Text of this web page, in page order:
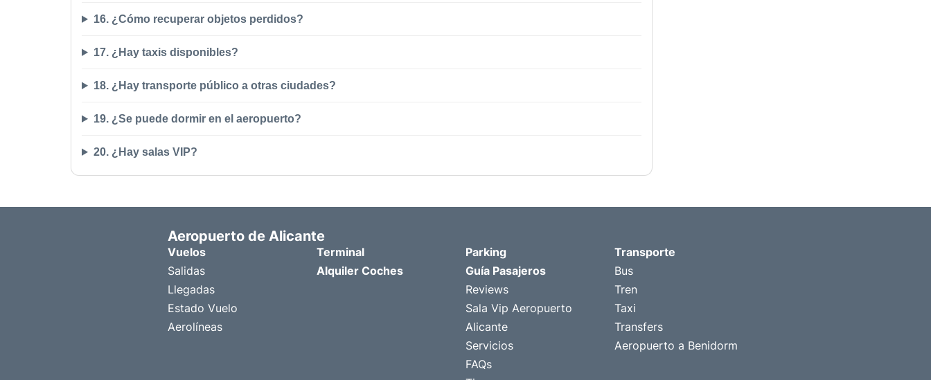
16. ¿Cómo recuperar objetos perdidos?
17. ¿Hay taxis disponibles?
18. ¿Hay transporte público a otras ciudades?
19. ¿Se puede dormir en el aeropuerto?
20. ¿Hay salas VIP?
Aeropuerto de Alicante
Vuelos
Salidas
Llegadas
Estado Vuelo
Aerolíneas
Terminal
Alquiler Coches
Parking
Guía Pasajeros
Reviews
Sala Vip Aeropuerto
Alicante
Servicios
FAQs
Transporte
Bus
Tren
Taxi
Transfers
Aeropuerto a Benidorm